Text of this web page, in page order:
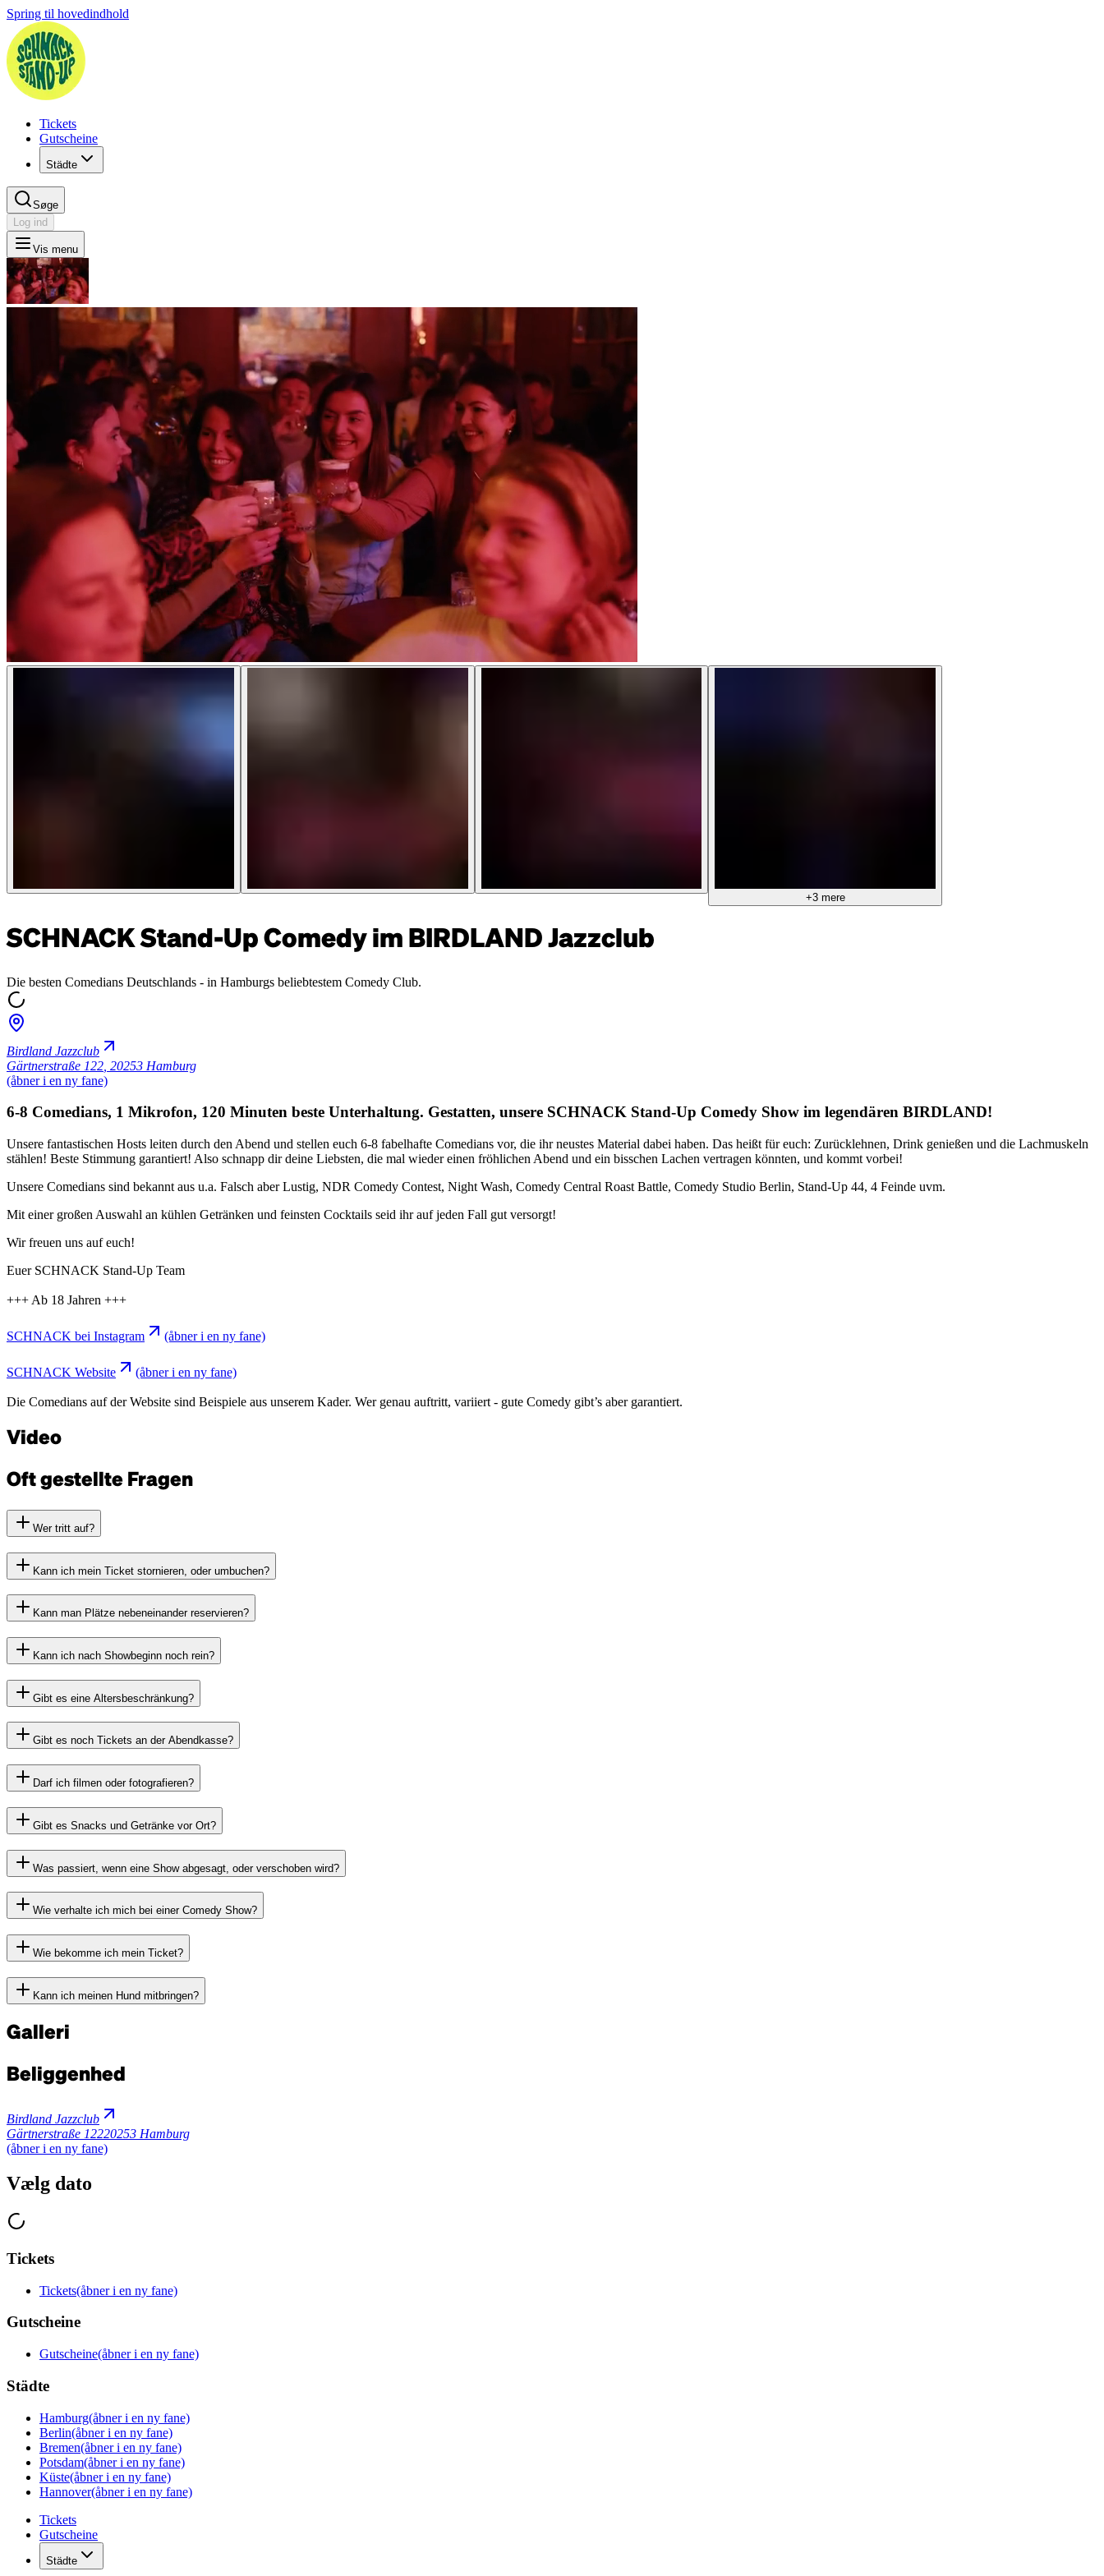
Spring til hovedindhold
Tickets
Gutscheine
Städte
Søge
Log ind
Vis menu
+3 mere
SCHNACK Stand-Up Comedy im BIRDLAND Jazzclub
Die besten Comedians Deutschlands - in Hamburgs beliebtestem Comedy Club.
Birdland Jazzclub
Gärtnerstraße 122 20253 Hamburg
(åbner i en ny fane)
6-8 Comedians, 1 Mikrofon, 120 Minuten beste Unterhaltung. Gestatten, unsere SCHNACK Stand-Up Comedy Show im legendären BIRDLAND!
Unsere fantastischen Hosts leiten durch den Abend und stellen euch 6-8 fabelhafte Comedians vor, die ihr neustes Material dabei haben. Das heißt für euch: Zurücklehnen, Drink genießen und die Lachmuskeln
stählen! Beste Stimmung garantiert! Also schnapp dir deine Liebsten, die mal wieder einen fröhlichen Abend und ein bisschen Lachen vertragen könnten, und kommt vorbei!
Unsere Comedians sind bekannt aus u.a. Falsch aber Lustig, NDR Comedy Contest, Night Wash, Comedy Central Roast Battle, Comedy Studio Berlin, Stand-Up 44, 4 Feinde uvm.
Mit einer großen Auswahl an kühlen Getränken und feinsten Cocktails seid ihr auf jeden Fall gut versorgt!
Wir freuen uns auf euch!
Euer SCHNACK Stand-Up Team
+++ Ab 18 Jahren +++
SCHNACK bei Instagram (åbner i en ny fane)
SCHNACK Website (åbner i en ny fane)
Die Comedians auf der Website sind Beispiele aus unserem Kader. Wer genau auftritt, variiert - gute Comedy gibt’s aber garantiert.
Video
Oft gestellte Fragen
Wer tritt auf?
Kann ich mein Ticket stornieren, oder umbuchen?
Kann man Plätze nebeneinander reservieren?
Kann ich nach Showbeginn noch rein?
Gibt es eine Altersbeschränkung?
Gibt es noch Tickets an der Abendkasse?
Darf ich filmen oder fotografieren?
Gibt es Snacks und Getränke vor Ort?
Was passiert, wenn eine Show abgesagt, oder verschoben wird?
Wie verhalte ich mich bei einer Comedy Show?
Wie bekomme ich mein Ticket?
Kann ich meinen Hund mitbringen?
Galleri
Beliggenhed
Birdland Jazzclub
Gärtnerstraße 12220253 Hamburg
(åbner i en ny fane)
Vælg dato
Tickets
Tickets(åbner i en ny fane)
Gutscheine
Gutscheine(åbner i en ny fane)
Städte
Hamburg(åbner i en ny fane)
Berlin(åbner i en ny fane)
Bremen(åbner i en ny fane)
Potsdam(åbner i en ny fane)
Küste(åbner i en ny fane)
Hannover(åbner i en ny fane)
Tickets
Gutscheine
Städte